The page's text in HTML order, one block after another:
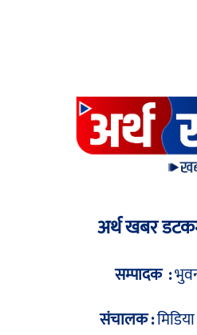
अर्थ खबर
सम्पादक :
संचालक :